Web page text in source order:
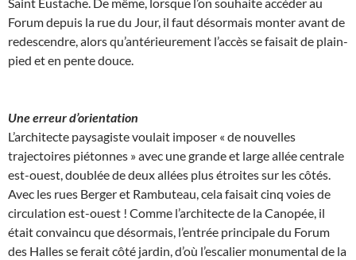
Forum depuis la rue du Jour, il faut désormais monter avant de
redescendre, alors qu’antérieurement l’accès se faisait de plain-
pied et en pente douce.
Une erreur d’orientation
L’architecte paysagiste voulait imposer « de nouvelles
trajectoires piétonnes » avec une grande et large allée centrale
est-ouest, doublée de deux allées plus étroites sur les côtés.
Avec les rues Berger et Rambuteau, cela faisait cinq voies de
circulation est-ouest ! Comme l’architecte de la Canopée, il
était convaincu que désormais, l’entrée principale du Forum
des Halles se ferait côté jardin, d’où l’escalier monumental de la